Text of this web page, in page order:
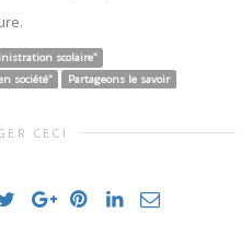
scolaire"
société" Partageons le savoir
CECI